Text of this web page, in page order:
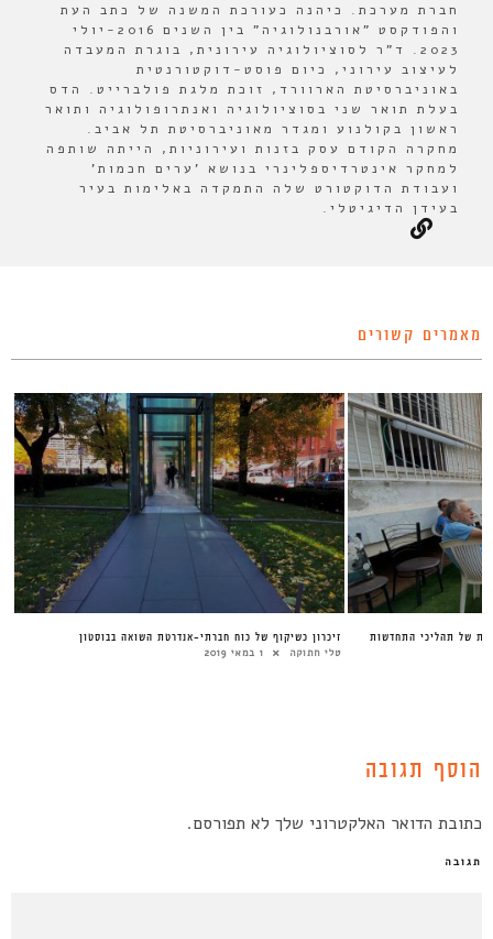
חברת מערכת. כיהנה כעורכת המשנה של כתב העת
והפודקסט "אורבנולוגיה" בין השנים 2016-יולי
2023. ד"ר לסוציולוגיה עירונית, בוגרת המעבדה
לעיצוב עירוני, כיום פוסט-דוקטורנטית
באוניברסיטת הארוורד, זוכת מלגת פולברייט. הדס
בעלת תואר שני בסוציולוגיה ואנתרופולוגיה ותואר
ראשון בקולנוע ומגדר מאוניברסיטת תל אביב.
מחקרה הקודם עסק בזנות ועירוניות, הייתה שותפה
למחקר אינטרדיספלינרי בנושא 'ערים חכמות'
ועבודת הדוקטורט שלה התמקדה באלימות בעיר
בעידן הדיגיטלי.
מאמרים קשורים
זיכרון כשיקוף של כוח חברתי-אנדרטת השואה בבוסטון
טלי חתוקה 1 במאי 2019
של תהליכי התחדשות
הוסף תגובה
כתובת הדואר האלקטרוני שלך לא תפורסם.
תגובה